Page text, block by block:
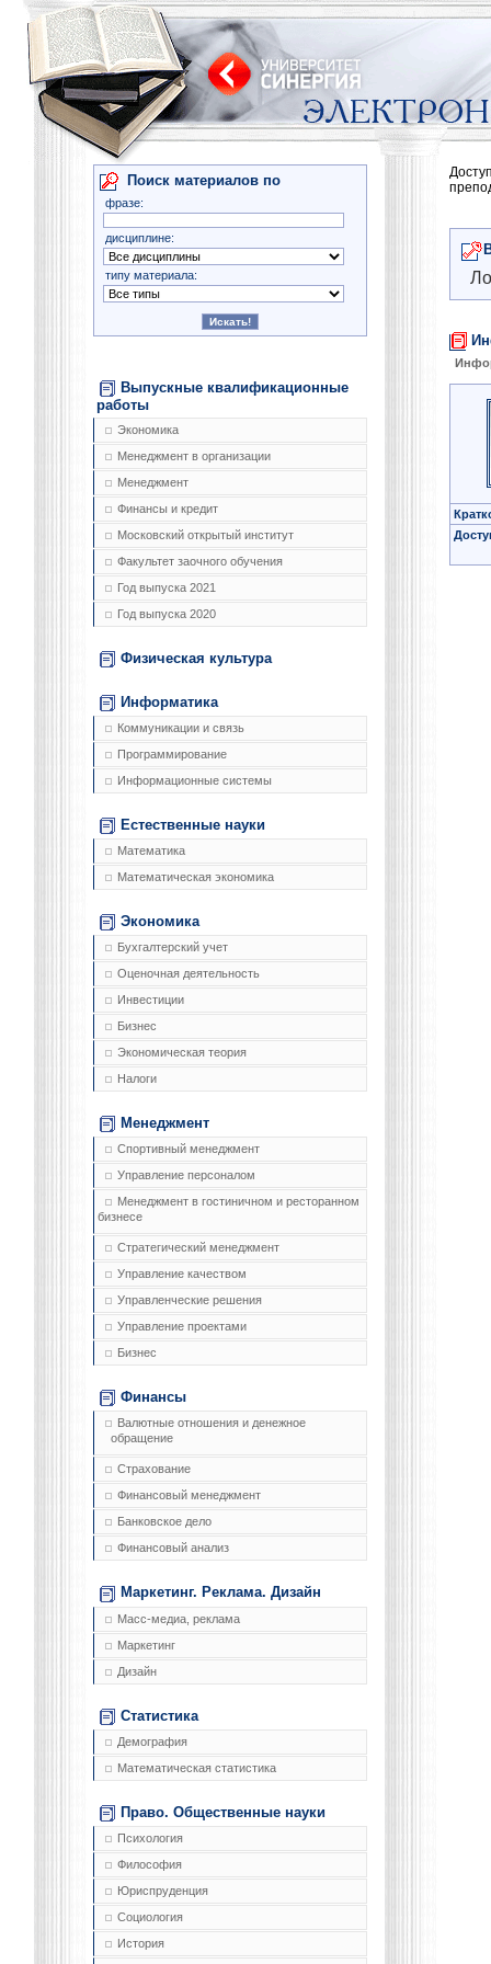
Поиск материалов по
фразе:
дисциплине:
типу материала:
Выпускные квалификационные
работы
Экономика
Менеджмент в организации
Менеджмент
Финансы и кредит
Московский открытый институт
Факультет заочного обучения
Год выпуска 2021
Год выпуска 2020
Физическая культура
Информатика
Коммуникации и связь
Программирование
Информационные системы
Естественные науки
Математика
Математическая экономика
Экономика
Бухгалтерский учет
Оценочная деятельность
Инвестиции
Бизнес
Экономическая теория
Налоги
Менеджмент
Спортивный менеджмент
Управление персоналом
Менеджмент в гостиничном и ресторанном
бизнесе
Стратегический менеджмент
Управление качеством
Управленческие решения
Управление проектами
Бизнес
Финансы
Валютные отношения и денежное
обращение
Страхование
Финансовый менеджмент
Банковское дело
Финансовый анализ
Маркетинг. Реклама. Дизайн
Масс-медиа, реклама
Маркетинг
Дизайн
Статистика
Демография
Математическая статистика
Право. Общественные науки
Психология
Философия
Юриспруденция
Социология
История